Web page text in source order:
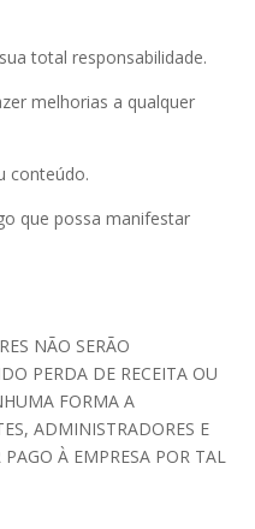
total responsabilidade.
melhorias a qualquer
conteúdo.
que possa manifestar
NÃO SERÃO
PERDA DE RECEITA OU
FORMA A
ADMINISTRADORES E
À EMPRESA POR TAL